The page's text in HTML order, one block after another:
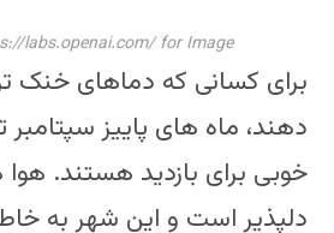
labs.openai.com/ for Image
برای کسانی که دماهای خنک
دهند، ماه های پاییز سپتامبر
خوبی برای بازدید هستند.
دلپذیر است و این شهر به